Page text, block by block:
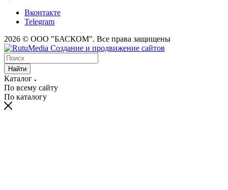
Вконтакте
Telegram
2026 © ООО "БАСКОМ". Все права защищены
Найти
Каталог
По всему сайту
По каталогу